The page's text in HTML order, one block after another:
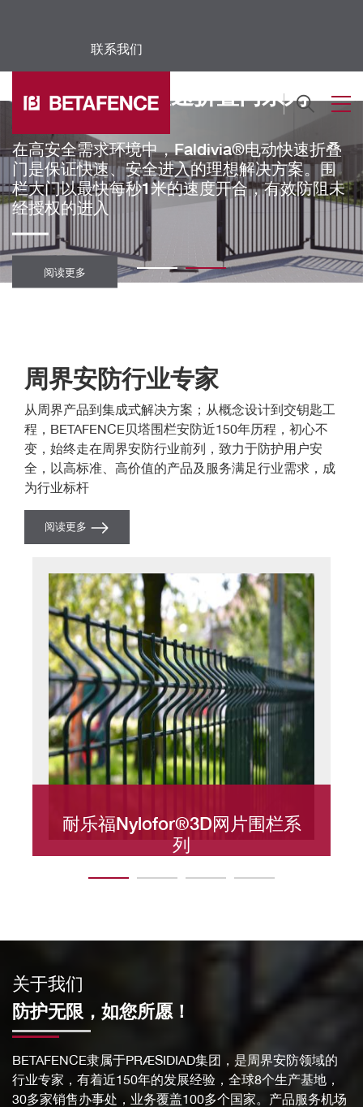
联系我们
交通领域
机场围栏，周界防范系统是保障安全的第一道
屏障；同样，保护铁路基础设施不受干扰是运
输业的主要任务之一，机场围栏，周界安防系
统在确定被保护区域和消除隐患等方面能够发
阅读更多
Faldivia®电动快速折叠门系列
在高安全需求环境中，Faldivia®电动快速折叠
门是保证快速、安全进入的理想解决方案。围
栏大门以最快每秒1米的速度开合，有效防阻未
经授权的进入
阅读更多
周界安防行业专家
从周界产品到集成式解决方案；从概念设计到交钥匙工
程，BETAFENCE贝塔围栏安防近150年历程，初心不
变，始终走在周界安防行业前列，致力于防护用户安
全，以高标准、高价值的产品及服务满足行业需求，成
为行业标杆
阅读更多
耐乐福Nylofor®3D网片围栏系
列
BETAFENCE围栏的高端系列，从安全性到设计感，都
关于我们
防护无限，如您所愿！
BETAFENCE隶属于PRÆSIDIAD集团，是周界安防领域的
行业专家，有着近150年的发展经验，全球8个生产基地，
30多家销售办事处，业务覆盖100多个国家。产品服务机场